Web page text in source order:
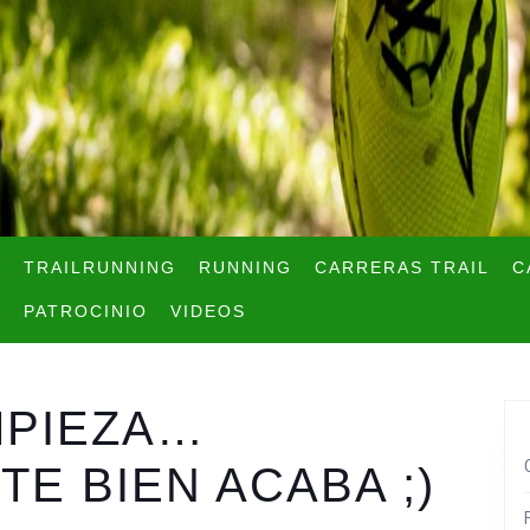
TRAILRUNNING RUNNING CARRERAS TRAIL
PATROCINIO VIDEOS
BIEN ACABA ;)